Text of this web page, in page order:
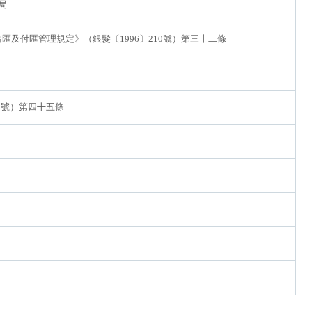
及付匯管理規定》（銀髮〔1996〕210號）第三十二條
）第四十五條